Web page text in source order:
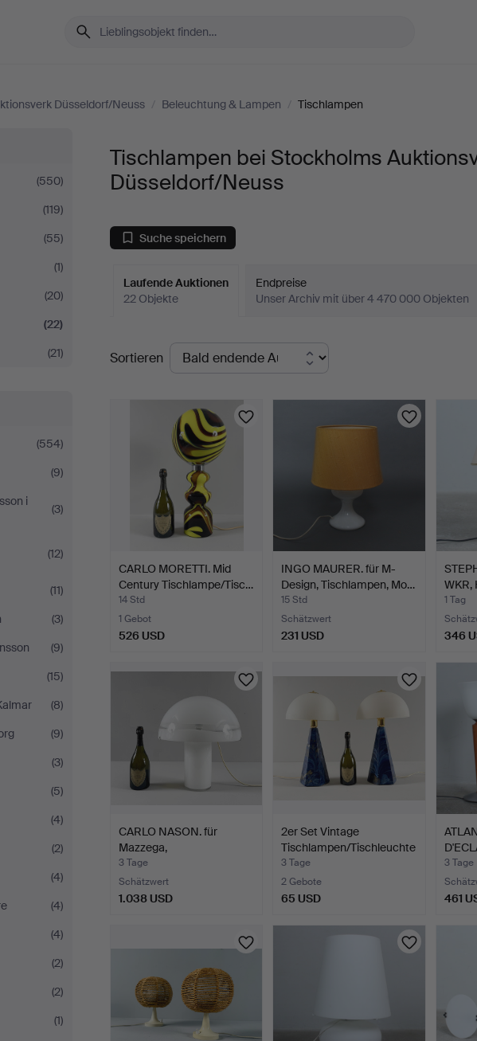
Düsseldorf/Neuss / Beleuchtung & Lampen / Tischlampen
(550)
(119)
(55)
(1)
(20)
(22)
(21)
(554)
(9)
i
(3)
(12)
(11)
(3)
(9)
(15)
(8)
(9)
(3)
(5)
(4)
(2)
(4)
(4)
(4)
(2)
(2)
(1)
Tischlampen bei Stockholms
Düsseldorf/Neuss
Suche speichern
Laufende Auktionen
22 Objekte
Endpreise
Unser Archiv mit über 4 470 000 Objekten
Laufende
Auktionen
Sortieren
CARLO MORETTI. Mid
Century Tischlampe/Tisc…
14 Std
1 Gebot
526 USD
INGO MAURER. für M-
Design, Tischlampen, Mo…
15 Std
Schätzwert
231 USD
WKR,
1 Tag
346
CARLO NASON. für
Mazzega,
Tischlampe/Pilzl…
3 Tage
Schätzwert
1.038 USD
2er Set Vintage
Tischlampen/Tischleuchte
n …
3 Tage
2 Gebote
65 USD
T…
3 Tage
461